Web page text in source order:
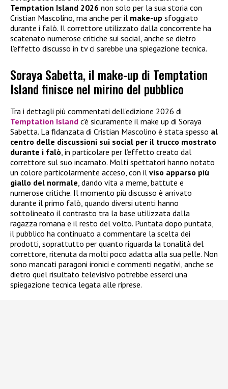
Temptation Island 2026 non solo per la sua storia con
Cristian Mascolino, ma anche per il make-up sfoggiato
durante i falò. Il correttore utilizzato dalla concorrente ha
scatenato numerose critiche sui social, anche se dietro
l’effetto discusso in tv ci sarebbe una spiegazione tecnica.
Soraya Sabetta, il make-up di Temptation
Island finisce nel mirino del pubblico
Tra i dettagli più commentati dell’edizione 2026 di
Temptation Island c’è sicuramente il make up di Soraya
Sabetta. La fidanzata di Cristian Mascolino è stata spesso al
centro delle discussioni sui social per il trucco mostrato
durante i falò , in particolare per l’effetto creato dal
correttore sul suo incarnato. Molti spettatori hanno notato
un colore particolarmente acceso, con il viso apparso più
giallo del normale , dando vita a meme, battute e
numerose critiche. Il momento più discusso è arrivato
durante il primo falò, quando diversi utenti hanno
sottolineato il contrasto tra la base utilizzata dalla
ragazza romana e il resto del volto. Puntata dopo puntata,
il pubblico ha continuato a commentare la scelta dei
prodotti, soprattutto per quanto riguarda la tonalità del
correttore, ritenuta da molti poco adatta alla sua pelle. Non
sono mancati paragoni ironici e commenti negativi, anche se
dietro quel risultato televisivo potrebbe esserci una
spiegazione tecnica legata alle riprese.